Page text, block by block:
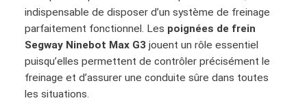
indispensable de disposer d’un système de freinage
parfaitement fonctionnel. Les poignées de frein
Segway Ninebot Max G3 jouent un rôle essentiel
puisqu’elles permettent de contrôler précisément le
freinage et d’assurer une conduite sûre dans toutes
les situations.